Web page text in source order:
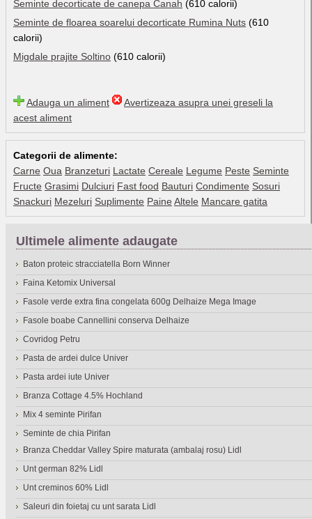
Seminte decorticate de canepa Canah (610 calorii)
Seminte de floarea soarelui decorticate Rumina Nuts (610
calorii)
Migdale prajite Soltino (610 calorii)
Adauga un aliment
Avertizeaza asupra unei greseli la
acest aliment
Categorii de alimente:
Carne Oua Branzeturi Lactate Cereale Legume Peste Seminte
Fructe Grasimi Dulciuri Fast food Bauturi Condimente Sosuri
Snackuri Mezeluri Suplimente Paine Altele Mancare gatita
Ultimele alimente adaugate
Baton proteic stracciatella Born Winner
Faina Ketomix Universal
Fasole verde extra fina congelata 600g Delhaize Mega Image
Fasole boabe Cannellini conserva Delhaize
Covridog Petru
Pasta de ardei dulce Univer
Pasta ardei iute Univer
Branza Cottage 4.5% Hochland
Mix 4 seminte Pirifan
Seminte de chia Pirifan
Branza Cheddar Valley Spire maturata (ambalaj rosu) Lidl
Unt german 82% Lidl
Unt creminos 60% Lidl
Saleuri din foietaj cu unt sarata Lidl